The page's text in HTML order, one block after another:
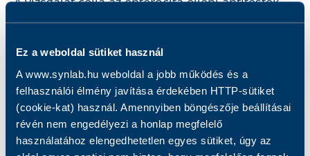
Ez a weboldal sütiket használ
A www.synlab.hu weboldal a jobb működés és a
felhasználói élmény javítása érdekében HTTP-sütiket
(cookie-kat) használ. Amennyiben böngészője beállításai
révén nem engedélyezi a honlap megfelelő
használatához elengedhetetlen egyes sütiket, úgy az
kimutatása.
Kapcsolódó szolgáltatások